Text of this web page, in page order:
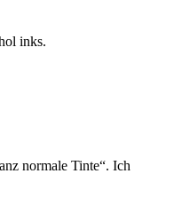
inks.
normale Tinte“. Ich